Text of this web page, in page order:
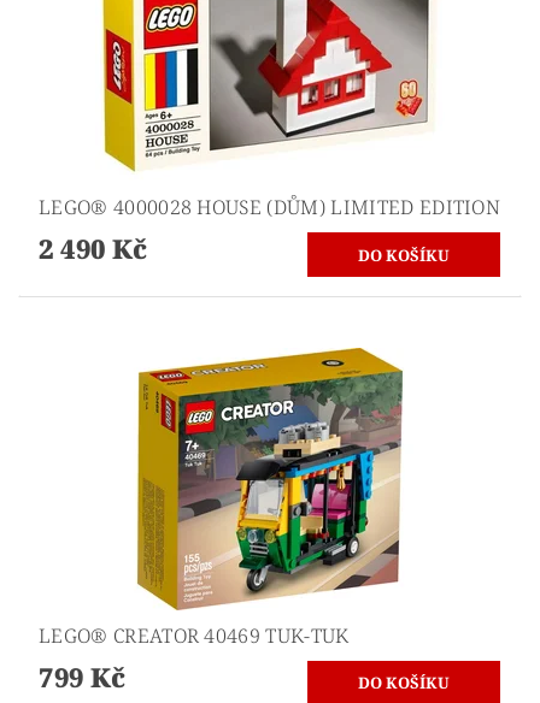
LEGO® 4000028 HOUSE (DŮM) LIMITED EDITION
2 490 Kč
LEGO® CREATOR 40469 TUK-TUK
799 Kč